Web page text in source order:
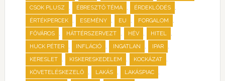
CSOK PLUSZ , ÉBRESZTŐ TÉMA , ÉRDEKLŐDÉS ,
ÉRTÉKPERCEK , ESEMÉNY , EU , FORGALOM ,
FŐVÁROS , HÁTTÉRSZERVEZT , HÉV , HITEL ,
HUCK PÉTER , INFLÁCIÓ , INGATLAN , IPAR ,
KERESLET , KISKERESKEDELEM , KOCKÁZAT ,
KÖVETELÉSKEZELŐ , LAKÁS , LAKÁSPIAC ,